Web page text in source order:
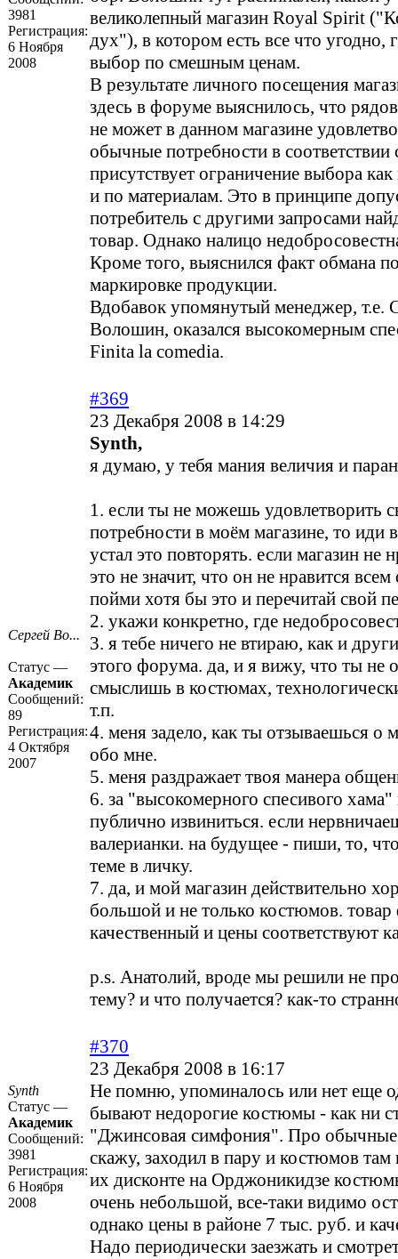
3981
Регистрация:
6 Ноября
2008
великолепный магазин Royal Spirit
дух"), в котором есть все что угодно,
выбор по смешным ценам.
В результате личного посещения
здесь в форуме выяснилось, что
не может в данном магазине
обычные потребности в соответствии
присутствует ограничение выбора
и по материалам. Это в принципе
потребитель с другими запросами
товар. Однако налицо
Кроме того, выяснился факт обмана
маркировке продукции.
Вдобавок упомянутый менеджер, т.е.
Волошин, оказался высокомерным
Finita la comedia.
Сергей Во...
Статус —
Академик
Сообщений:
89
Регистрация:
4 Октября
2007
#369
23 Декабря 2008 в 14:29
Synth,
я думаю, у тебя мания величия и
1. если ты не можешь удовлетворить
потребности в моём магазине, то иди
устал это повторять. если магазин не
это не значит, что он не нравится
пойми хотя бы это и перечитай свой
2. укажи конкретно, где
3. я тебе ничего не втираю, как и
этого форума. да, и я вижу, что ты не
смыслишь в костюмах,
т.п.
4. меня задело, как ты отзываешься о
обо мне.
5. меня раздражает твоя манера
6. за "высокомерного спесивого
публично извиниться. если
валерианки. на будущее - пиши, то,
теме в личку.
7. да, и мой магазин действительно
большой и не только костюмов.
качественный и цены соответствуют
p.s. Анатолий, вроде мы решили не
тему? и что получается? как-то
Synth
Статус —
Академик
Сообщений:
3981
Регистрация:
6 Ноября
2008
#370
23 Декабря 2008 в 16:17
Не помню, упоминалось или нет еще
бывают недорогие костюмы - как ни
"Джинсовая симфония". Про обычные
скажу, заходил в пару и костюмов там
их дисконте на Орджоникидзе
очень небольшой, все-таки видимо
однако цены в районе 7 тыс. руб. и
Надо периодически заезжать и